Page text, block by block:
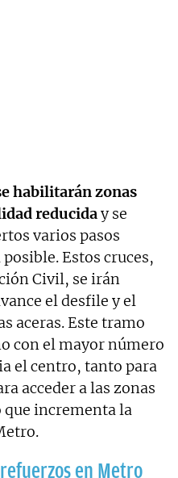
habilitarán zonas
reduciday se
varios pasos
Estos cruces,
Civil, se irán
el desfile y el
aceras. Este tramo
con el mayor número
el centro, tanto para
acceder a las zonas
que incrementa la
en Metro